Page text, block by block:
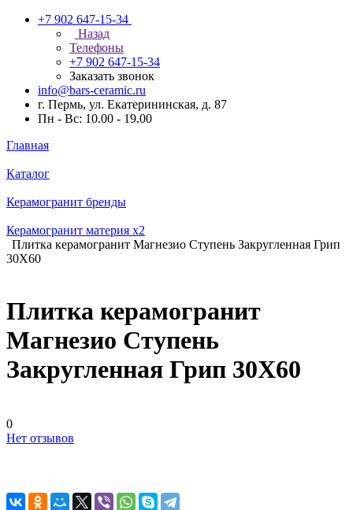
+7 902 647-15-34
Назад
Телефоны
+7 902 647-15-34
Заказать звонок
info@bars-ceramic.ru
г. Пермь, ул. Екатерининская, д. 87
Пн - Вс: 10.00 - 19.00
Главная
Каталог
Керамогранит бренды
Керамогранит материя x2
Плитка керамогранит Магнезио Ступень Закругленная Грип
30X60
Плитка керамогранит
Магнезио Ступень
Закругленная Грип 30X60
0
Нет отзывов